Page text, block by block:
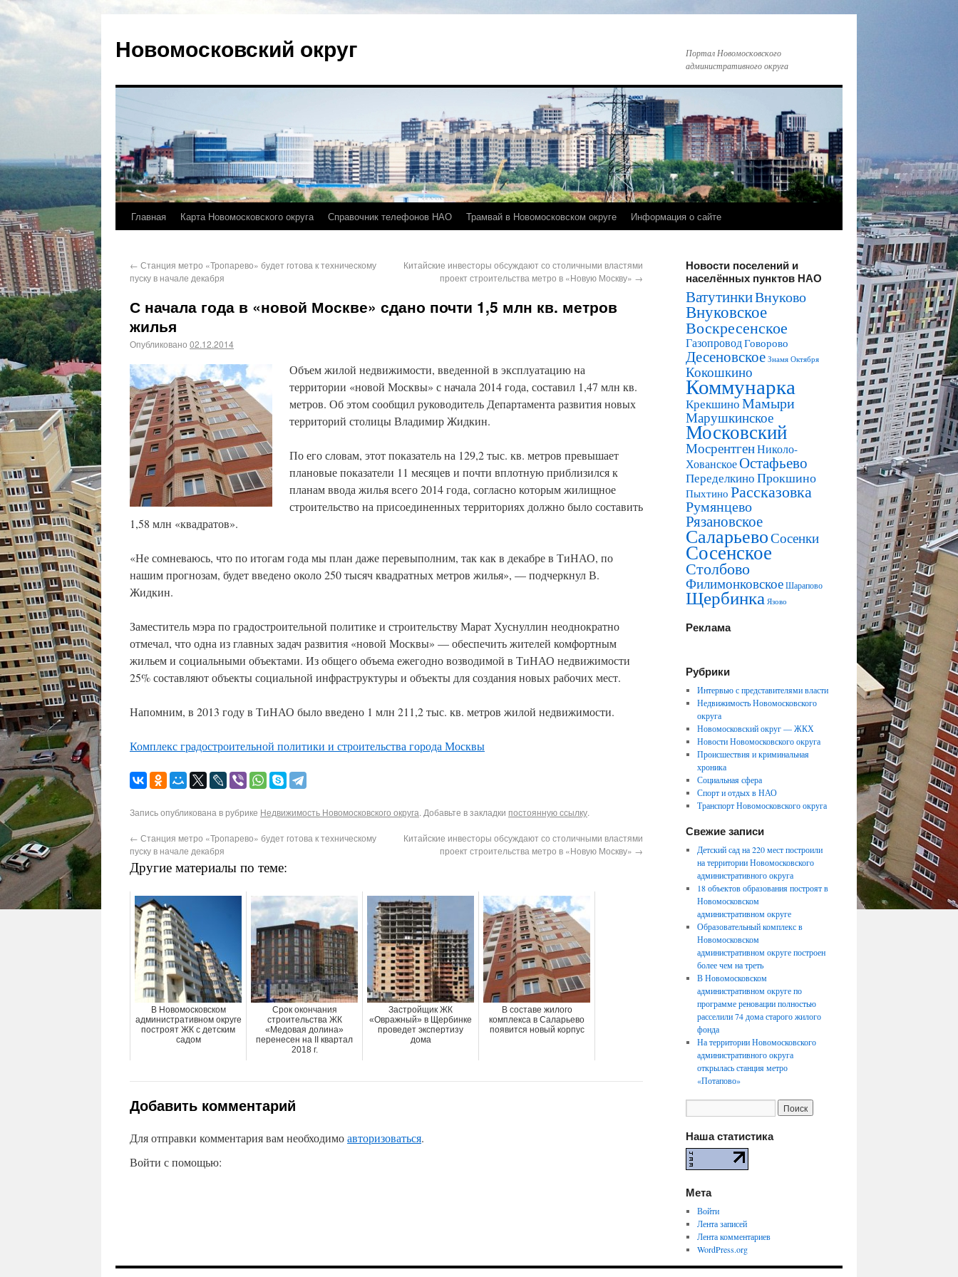
Новомосковский округ
Портал Новомосковского
административного округа
Главная Карта Новомосковского округа Справочник телефонов НАО Трамвай в Новомосковском округе Информация о сайте
← Станция метро «Тропарево» будет готова к техническому
пуску в начале декабря
Китайские инвесторы обсуждают со столичными властями
проект строительства метро в «Новую Москву» →
С начала года в «новой Москве» сдано почти 1,5 млн кв. метров
жилья
Опубликовано 02.12.2014
Объем жилой недвижимости, введенной в эксплуатацию на
территории «новой Москвы» с начала 2014 года, составил 1,47 млн кв.
метров. Об этом сообщил руководитель Департамента развития новых
территорий столицы Владимир Жидкин.
По его словам, этот показатель на 129,2 тыс. кв. метров превышает
плановые показатели 11 месяцев и почти вплотную приблизился к
планам ввода жилья всего 2014 года, согласно которым жилищное
строительство на присоединенных территориях должно было составить
1,58 млн «квадратов».
«Не сомневаюсь, что по итогам года мы план даже перевыполним, так как в декабре в ТиНАО, по
нашим прогнозам, будет введено около 250 тысяч квадратных метров жилья», — подчеркнул В.
Жидкин.
Заместитель мэра по градостроительной политике и строительству Марат Хуснуллин неоднократно
отмечал, что одна из главных задач развития «новой Москвы» — обеспечить жителей комфортным
жильем и социальными объектами. Из общего объема ежегодно возводимой в ТиНАО недвижимости
25% составляют объекты социальной инфраструктуры и объекты для создания новых рабочих мест.
Напомним, в 2013 году в ТиНАО было введено 1 млн 211,2 тыс. кв. метров жилой недвижимости.
Комплекс градостроительной политики и строительства города Москвы
Запись опубликована в рубрике Недвижимость Новомосковского округа. Добавьте в закладки постоянную ссылку.
← Станция метро «Тропарево» будет готова к техническому
пуску в начале декабря
Китайские инвесторы обсуждают со столичными властями
проект строительства метро в «Новую Москву» →
Другие материалы по теме:
В Новомосковском
административном округе
построят ЖК с детским
садом
Срок окончания
строительства ЖК
«Медовая долина»
перенесен на II квартал
2018 г.
Застройщик ЖК
«Овражный» в Щербинке
проведет экспертизу
дома
В составе жилого
комплекса в Саларьево
появится новый корпус
Добавить комментарий
Для отправки комментария вам необходимоавторизоваться.
Войти с помощью:
Новости поселений и
населённых пунктов НАО
ВатутинкиВнуково
Внуковское
Воскресенское
ГазопроводГоворово
Десеновское Знамя Октября
Кокошкино
Коммунарка
КрекшиноМамыри
Марушкинское
Московский
МосрентгенНиколо-
ХованскоеОстафьево
ПеределкиноПрокшино
Пыхтино Рассказовка
Румянцево
Рязановское
СаларьевоСосенки
Сосенское
Столбово
ФилимонковскоеШарапово
Щербинка Язово
Реклама
Рубрики
Интервью с представителями власти
Недвижимость Новомосковского
округа
Новомосковский округ — ЖКХ
Новости Новомосковского округа
Происшествия и криминальная
хроника
Социальная сфера
Спорт и отдых в НАО
Транспорт Новомосковского округа
Свежие записи
Детский сад на 220 мест построили
на территории Новомосковского
административного округа
18 объектов образования построят в
Новомосковском
административном округе
Образовательный комплекс в
Новомосковском
административном округе построен
более чем на треть
В Новомосковском
административном округе по
программе реновации полностью
расселили 74 дома старого жилого
фонда
На территории Новомосковского
административного округа
открылась станция метро
«Потапово»
Наша статистика
Мета
Войти
Лента записей
Лента комментариев
WordPress.org